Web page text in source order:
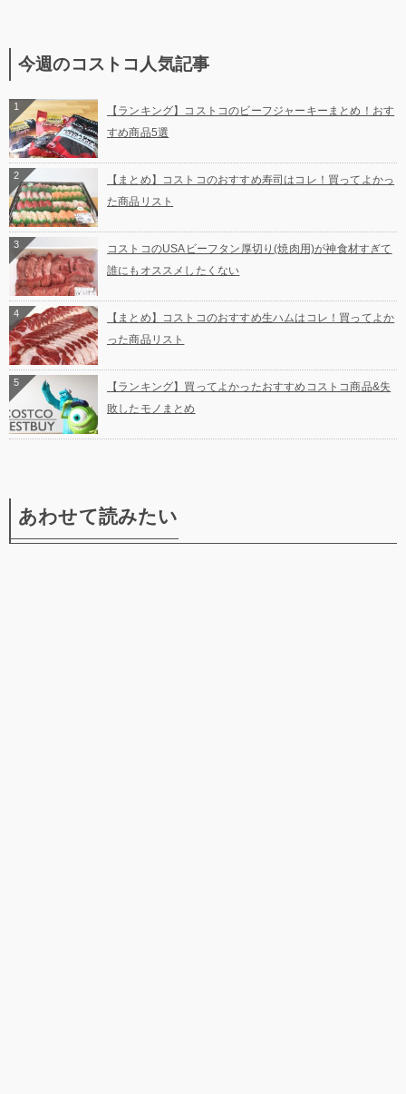
今週のコストコ人気記事
1
【ランキング】コストコのビーフジャーキーまとめ！おす
すめ商品5選
2
【まとめ】コストコのおすすめ寿司はコレ！買ってよかっ
た商品リスト
3
コストコのUSAビーフタン厚切り(焼肉用)が神食材すぎて
誰にもオススメしたくない
4
【まとめ】コストコのおすすめ生ハムはコレ！買ってよか
った商品リスト
5
【ランキング】買ってよかったおすすめコストコ商品&失
敗したモノまとめ
あわせて読みたい